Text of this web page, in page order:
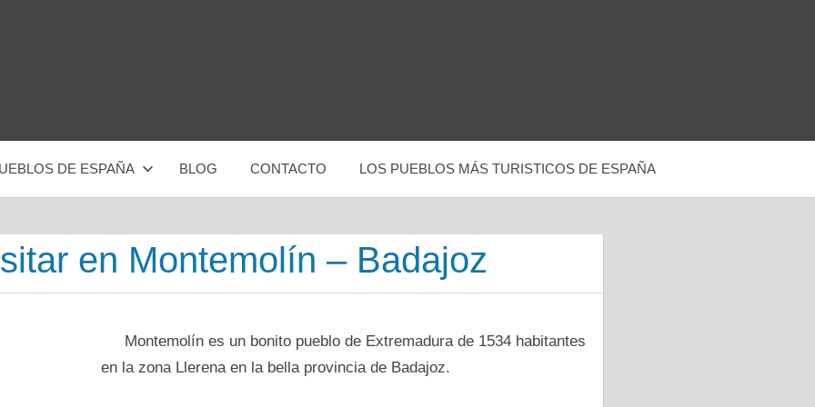
DE ESPAÑA BLOG CONTACTO LOS PUEBLOS MÁS TURISTICOS DE ESPAÑA
en Montemolín – Badajoz
Montemolín es un bonito pueblo dе Extremadura dе 1534 habitantes
en la zona Llerena en la bella provincia dе Badajoz.